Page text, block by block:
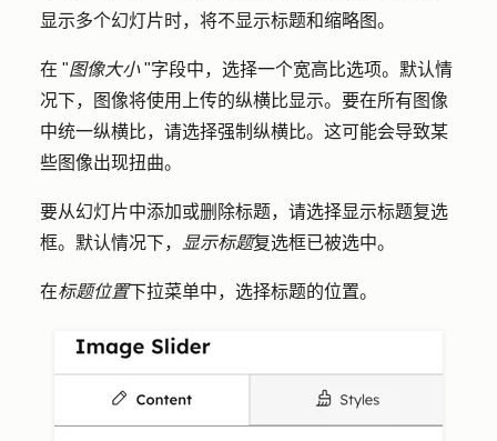
显示多个幻灯片时，将不显示标题和缩略图。
在 "图像大小"字段中，选择一个宽高比选项。默认情
况下，图像将使用上传的纵横比显示。要在所有图像
中统一纵横比，请选择强制纵横比。这可能会导致某
些图像出现扭曲。
要从幻灯片中添加或删除标题，请选择显示标题复选
框。默认情况下，
显示标题复选框已被选中。
在标题位置下拉菜单中，选择标题的位置。